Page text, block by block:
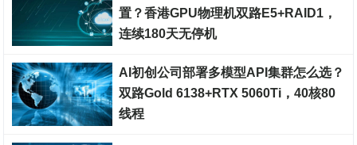
置？香港GPU物理机双路E5+RAID1，
连续180天无停机
AI初创公司部署多模型API集群怎么选？
双路Gold 6138+RTX 5060Ti，40核80
线程